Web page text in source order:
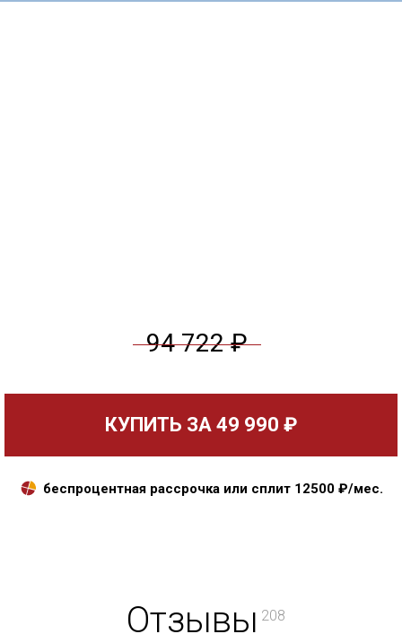
94 722 ₽
КУПИТЬ ЗА 49 990 ₽
беспроцентная рассрочка или сплит 12500₽/мес.
Отзывы 208